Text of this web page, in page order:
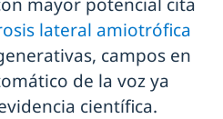
lateral amiotrófica
campos en
de la voz ya
científica.